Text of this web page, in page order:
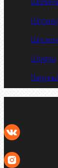
Шпонки
Штифты